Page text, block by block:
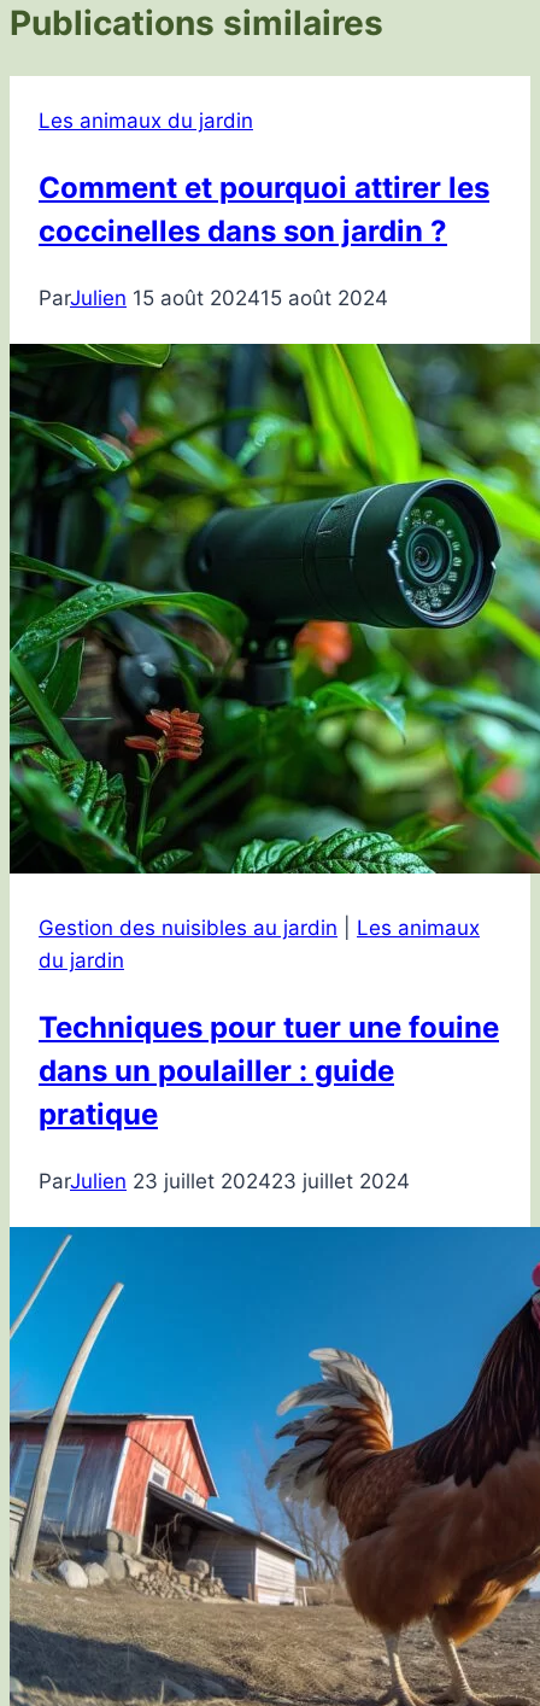
Publications similaires
Les animaux du jardin
Comment et pourquoi attirer les
coccinelles dans son jardin ?
ParJulien 15 août 202415 août 2024
Gestion des nuisibles au jardin
Les animaux
du jardin
Techniques pour tuer une fouine
dans un poulailler : guide
pratique
ParJulien 23 juillet 202423 juillet 2024